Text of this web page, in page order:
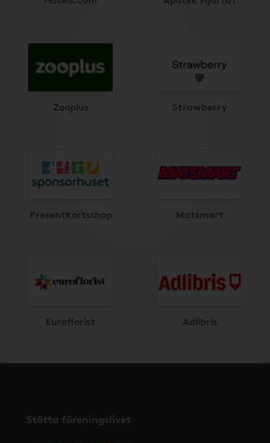
Zooplus Strawberry
Presentkortsshop Matsmart
Euroflorist Adlibris
Stötta föreningslivet